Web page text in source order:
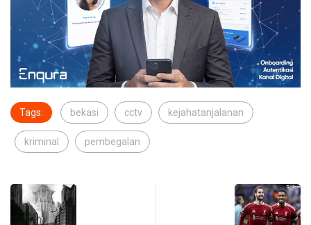
Tags: bekasi cctv kejahatanjalanan
kriminal pembegalan